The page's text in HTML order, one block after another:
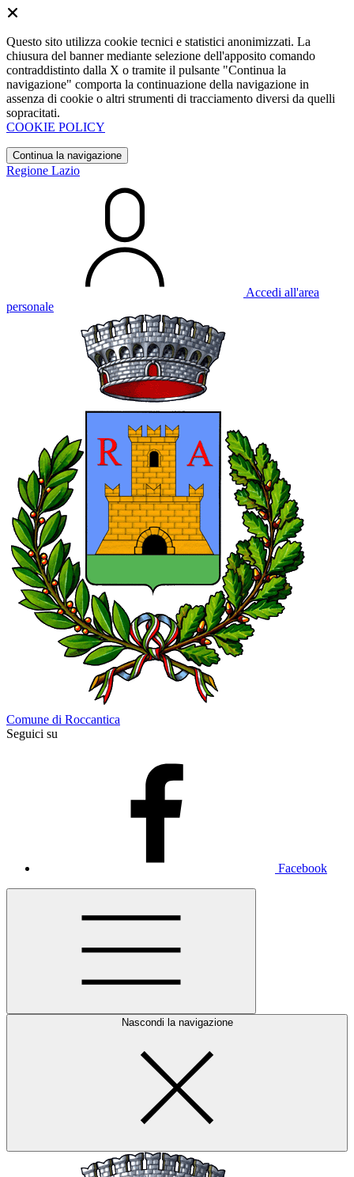
Questo sito utilizza cookie tecnici e statistici anonimizzati. La
chiusura del banner mediante selezione dell'apposito comando
contraddistinto dalla X o tramite il pulsante "Continua la
navigazione" comporta la continuazione della navigazione in
assenza di cookie o altri strumenti di tracciamento diversi da quelli
sopracitati.
COOKIE POLICY
Continua la navigazione
Regione Lazio
Accedi all'area
personale
Comune di Roccantica
Seguici su
Facebook
Nascondi la navigazione